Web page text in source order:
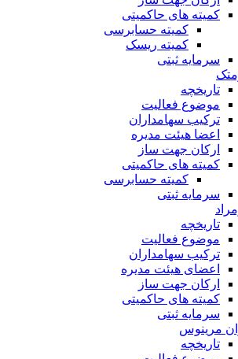
کمیته های حاکمیتی
کمیته حسابرسی
کمیته ریسک
سرمایه ثبتی
تاریخچه
موضوع فعالیت
ترکیب سهامداران
اعضا هیئت مدیره
ارکان جهت ساز
کمیته های حاکمیتی
کمیته حسابرسی
سرمایه ثبتی
تاریخچه
موضوع فعالیت
ترکیب سهامداران
اعضای هیئت مدیره
ارکان جهت ساز
کمیته های حاکمیتی
سرمایه ثبتی
مرینوس
تاریخچه